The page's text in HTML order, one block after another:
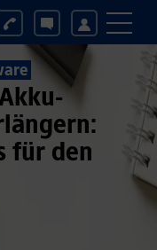
für den